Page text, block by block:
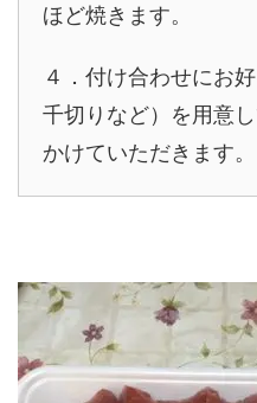
ほど焼きます。
４．付け合わせにお
千切りなど）を用意
かけていただきます。